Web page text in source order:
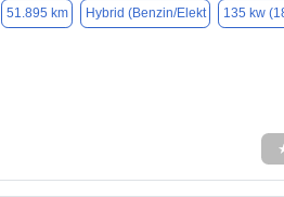
51.895 km Hybrid (Benzin/Elekt 135 kw